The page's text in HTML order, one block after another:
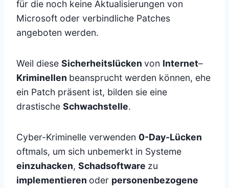
für die noch keine Aktualisierungen von
Microsoft oder verbindliche Patches
angeboten werden.
Weil diese Sicherheitslücken von Internet–
Kriminellen beansprucht werden können, ehe
ein Patch präsent ist, bilden sie eine
drastische Schwachstelle.
Cyber-Kriminelle verwenden 0-Day-Lücken
oftmals, um sich unbemerkt in Systeme
einzuhacken, Schadsoftware zu
implementieren oder personenbezogene